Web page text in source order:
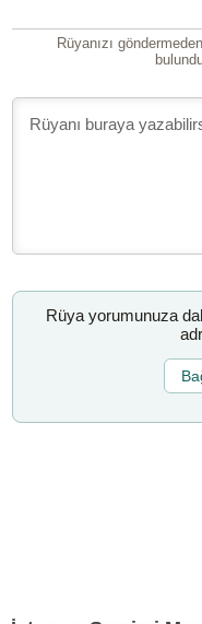
Rüyanızı
Rüya yorumunuza